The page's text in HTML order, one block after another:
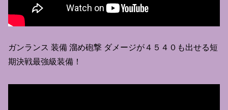
ガンランス 装備 溜め砲撃 ダメージが４５４０も出せる短
期決戦最強級装備！